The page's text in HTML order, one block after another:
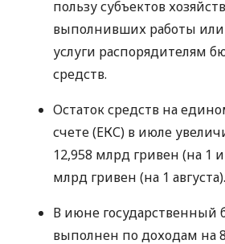
пользу субъектов
выполнивших работы или
услуги распорядителям
средств.
Остаток средств на
счете (ЕКС) в июле
12,958 млрд гривен (на 1
млрд гривен (на 1 августа).
В июне государственный
выполнен по доходам на